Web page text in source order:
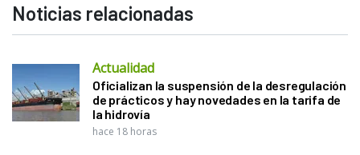
Noticias relacionadas
Actualidad
Oficializan la suspensión de la desregulación
de prácticos y hay novedades en la tarifa de
la hidrovía
hace 18 horas